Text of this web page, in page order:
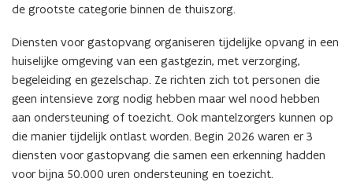
de grootste categorie binnen de thuiszorg.
Diensten voor gastopvang organiseren tijdelijke opvang in een
huiselijke omgeving van een gastgezin, met verzorging,
begeleiding en gezelschap. Ze richten zich tot personen die
geen intensieve zorg nodig hebben maar wel nood hebben
aan ondersteuning of toezicht. Ook mantelzorgers kunnen op
die manier tijdelijk ontlast worden. Begin 2026 waren er 3
diensten voor gastopvang die samen een erkenning hadden
voor bijna 50.000 uren ondersteuning en toezicht.